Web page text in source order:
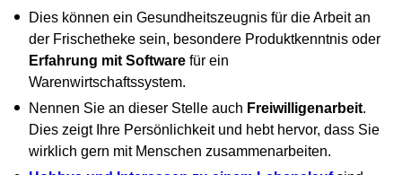
Dies können ein Gesundheitszeugnis für die Arbeit an
der Frischetheke sein, besondere Produktkenntnis oder
Erfahrung mit Software für ein
Warenwirtschaftssystem.
Nennen Sie an dieser Stelle auch Freiwilligenarbeit.
Dies zeigt Ihre Persönlichkeit und hebt hervor, dass Sie
wirklich gern mit Menschen zusammenarbeiten.